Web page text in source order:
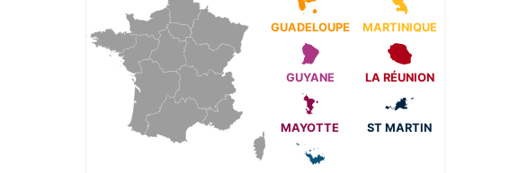
GUADELOUPE MARTINIQUE
GUYANE LA RÉUNION
MAYOTTE ST MARTIN